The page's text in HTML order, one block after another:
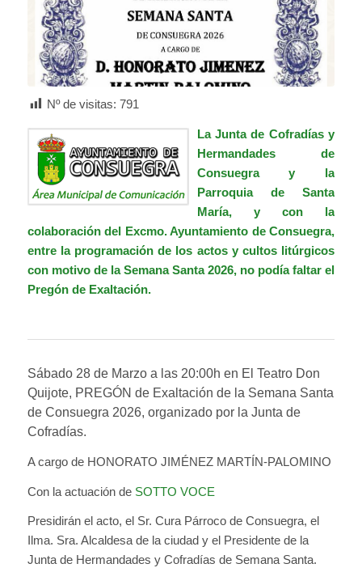
Nº de visitas: 791
La Junta de Cofradías y
Hermandades de
Consuegra y la
Parroquia de Santa
María, y con la
colaboración del Excmo. Ayuntamiento de Consuegra,
entre la programación de los actos y cultos litúrgicos
con motivo de la Semana Santa 2026, no podía faltar el
Pregón de Exaltación.
Sábado 28 de Marzo a las 20:00h en El Teatro Don
Quijote, PREGÓN de Exaltación de la Semana Santa
de Consuegra 2026, organizado por la Junta de
Cofradías.
A cargo de HONORATO JIMÉNEZ MARTÍN-PALOMINO
Con la actuación de SOTTO VOCE
Presidirán el acto, el Sr. Cura Párroco de Consuegra, el
Ilma. Sra. Alcaldesa de la ciudad y el Presidente de la
Junta de Hermandades y Cofradías de Semana Santa.